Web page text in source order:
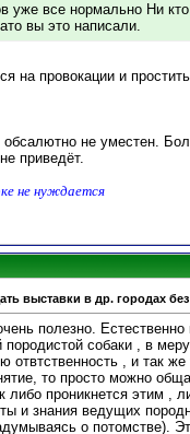
уже все нормально Ни кто
вы это написали.
на провокации и
обсалютно не уместен.
приведёт.
не нуждается
выставки в др. городах
полезно.
собаки , в
отвтственность , и так
то просто можно
либо проникнется этим ,
и знания ведущих
о потомстве).